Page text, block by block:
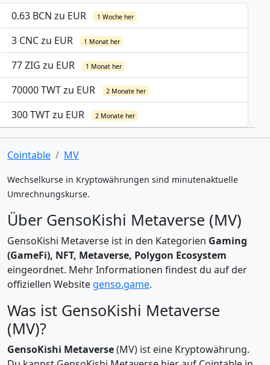
0.63 BCN zu EUR 1 Woche her
3 CNC zu EUR 1 Monat her
77 ZIG zu EUR 1 Monat her
70000 TWT zu EUR 2 Monate her
300 TWT zu EUR 2 Monate her
Cointable MV
Wechselkurse in Kryptowährungen sind minutenaktuelle
Umrechnungskurse.
Über GensoKishi Metaverse (MV)
GensoKishi Metaverse ist in den Kategorien Gaming
(GameFi), NFT, Metaverse, Polygon Ecosystem
eingeordnet. Mehr Informationen findest du auf der
offiziellen Website genso.game.
Was ist GensoKishi Metaverse
(MV)?
GensoKishi Metaverse(MV) ist eine Kryptowährung.